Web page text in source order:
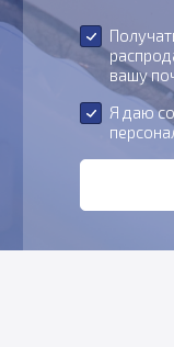
вашу
Я даю